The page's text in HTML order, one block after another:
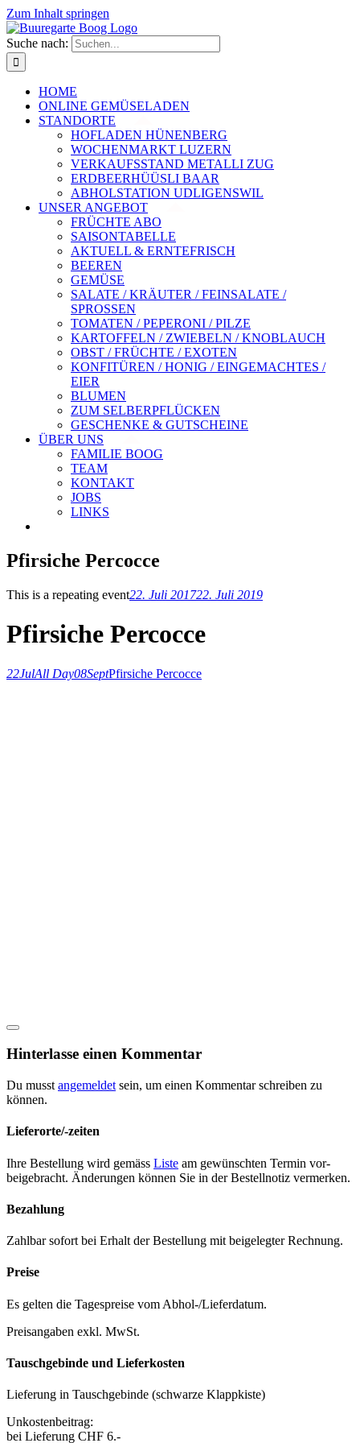
Zum Inhalt springen
Suche nach:
HOME
ONLINE GEMÜSELADEN
STANDORTE
HOFLADEN HÜNENBERG
WOCHENMARKT LUZERN
VERKAUFSSTAND METALLI ZUG
ERDBEERHÜÜSLI BAAR
ABHOLSTATION UDLIGENSWIL
UNSER ANGEBOT
FRÜCHTE ABO
SAISONTABELLE
AKTUELL & ERNTEFRISCH
BEEREN
GEMÜSE
SALATE / KRÄUTER / FEINSALATE /
SPROSSEN
TOMATEN / PEPERONI / PILZE
KARTOFFELN / ZWIEBELN / KNOBLAUCH
OBST / FRÜCHTE / EXOTEN
KONFITÜREN / HONIG / EINGEMACHTES /
EIER
BLUMEN
ZUM SELBERPFLÜCKEN
GESCHENKE & GUTSCHEINE
ÜBER UNS
FAMILIE BOOG
TEAM
KONTAKT
JOBS
LINKS
Pfirsiche Percocce
This is a repeating event22. Juli 201722. Juli 2019
Pfirsiche Percocce
22JulAll Day08SeptPfirsiche Percocce
Hinterlasse einen Kommentar
Du musst angemeldet sein, um einen Kommentar schreiben zu
können.
Lieferorte/-zeiten
Ihre Bestel­lung wird gemäss Liste am gewün­scht­en Ter­min vor­
beige­bracht. Änderun­gen kön­nen Sie in der Bestell­no­tiz ver­merken.
Bezahlung
Zahlbar sofort bei Erhalt der Bestel­lung mit beigelegter Rech­nung.
Preise
Es gel­ten die Tage­spreise vom Abhol-/Liefer­da­tum.
Preisangaben exkl. MwSt.
Tauschgebinde und Lieferkosten
Liefer­ung in Tauschge­binde (schwarze Klapp­kiste)
Unkosten­beitrag:
bei Liefer­ung CHF 6.-